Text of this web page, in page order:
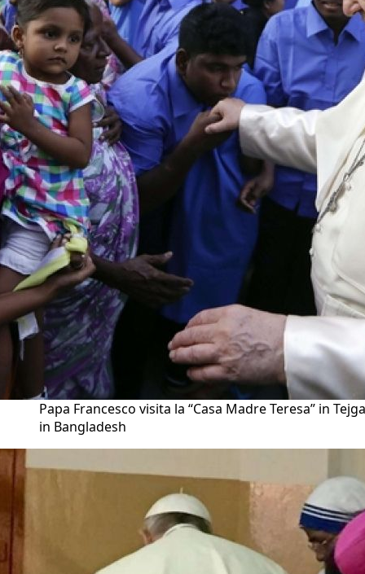
Papa Francesco visita la “Casa Madre Teresa” in
in Bangladesh